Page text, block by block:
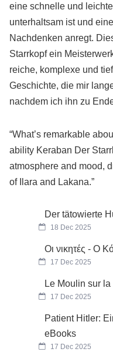
eine schnelle und
unterhaltsam ist und
Nachdenken anregt.
Starrkopf ein
reiche, komplexe und
Geschichte, die mir
nachdem ich ihn zu
“What’s remarkable
ability Keraban Der
atmosphere and mood,
of Ilara and Lakana.”
Der tätowierte
18 Dec 2025
Οι νικητές - Ο
17 Dec 2025
Le Moulin sur
17 Dec 2025
Patient Hitler:
eBooks
17 Dec 2025